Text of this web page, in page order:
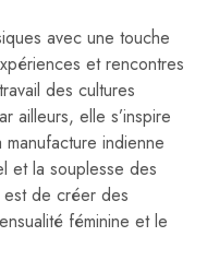
avec une touche
et rencontres
des cultures
ailleurs, elle s’inspire
indienne
et la souplesse des
de créer des
féminine et le